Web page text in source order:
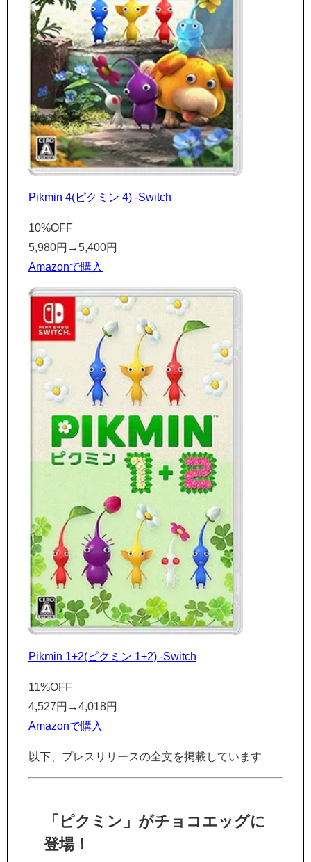
Pikmin 4(ピクミン 4) -Switch
10%OFF
5,980円 → 5,400円
Amazonで購入
Pikmin 1+2(ピクミン 1+2) -Switch
11%OFF
4,527円 →4,018円
Amazonで購入
以下、プレスリリースの全文を掲載しています
「ピクミン」がチョコエッグに
登場！